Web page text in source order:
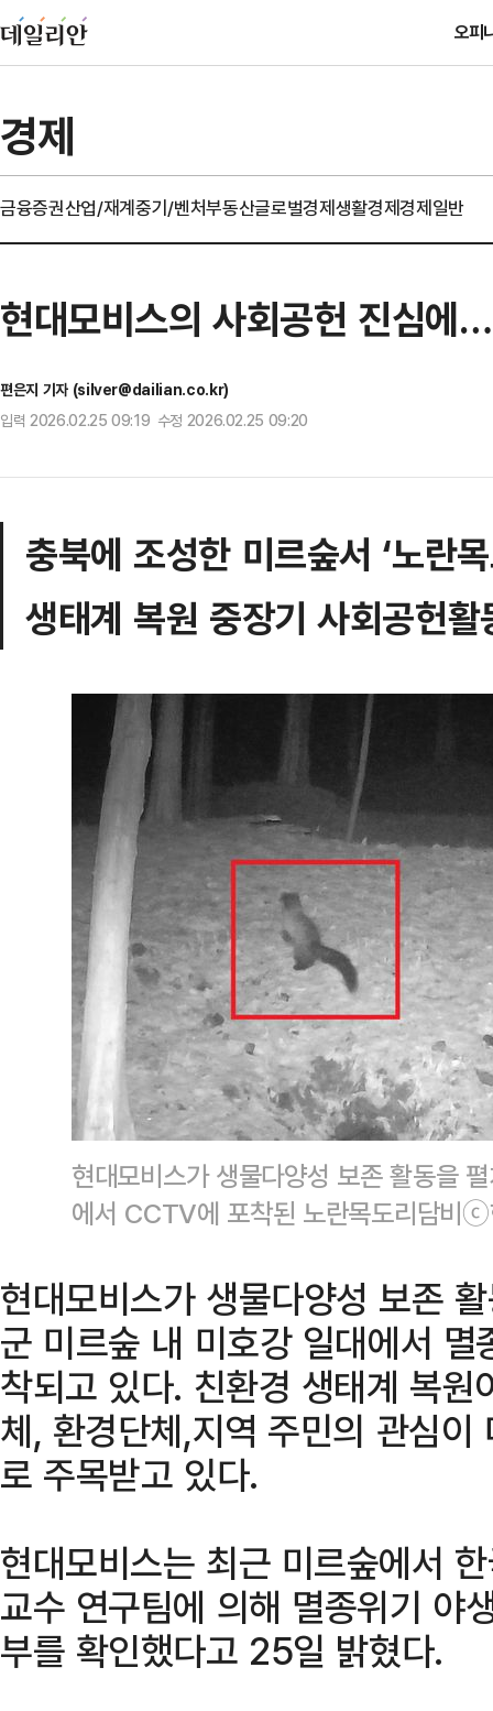
오피
경제
금융증권산업/재계중기/벤처부동산글로벌경제생활경제경제일반
현대모비스의 사회공헌 진심에
편은지 기자 (silver@dailian.co.kr)
입력 2026.02.25 09:19 수정 2026.02.25 09:20
충북에 조성한 미르숲서 ‘노란
생태계 복원 중장기 사회공헌
현대모비스가 생물다양성 보존 활동을
에서 CCTV에 포착된 노란목도리담비ⓒ
현대모비스가 생물다양성 보존
군 미르숲 내 미호강 일대에서
착되고 있다. 친환경 생태계 복
체, 환경단체,지역 주민의 관심
로 주목받고 있다.
현대모비스는 최근 미르숲에서
교수 연구팀에 의해 멸종위기 야
부를 확인했다고 25일 밝혔다.